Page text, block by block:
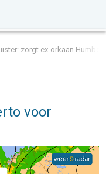
zorgt ex-orkaan
voor